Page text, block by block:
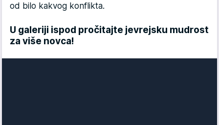
od bilo kakvog konflikta.
U galeriji ispod pročitajte jevrejsku mudrost
za više novca!